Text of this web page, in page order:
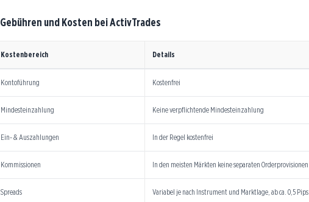
Gebühren und Kosten bei ActivTrades
Kostenbereich Details
Kontoführung Kostenfrei
Mindesteinzahlung Keine verpflichtende Mindesteinzahlung
Ein- & Auszahlungen In der Regel kostenfrei
Kommissionen In den meisten Märkten keine separaten Orderprovisionen
Spreads Variabel je nach Instrument und Marktlage, ab ca. 0,5 Pips